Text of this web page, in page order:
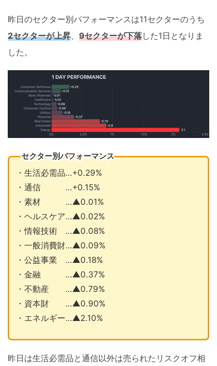
昨日のセクター別パフォーマンスは11セクターのうち
2セクターが上昇、 9セクターが下落した1日となりま
した。
セクター別パフォーマンス
・生活必需品…+0.29%
・通信 …+0.15%
・素材 …▲0.01%
・ヘルスケア…▲0.02%
・情報技術 …▲0.08%
・一般消費財…▲0.09%
・公益事業 …▲0.18%
・金融 …▲0.37%
・不動産 …▲0.79%
・資本財 …▲0.90%
・エネルギー…▲2.10%
昨日は生活必需品と通信以外は売られたリスクオフ相